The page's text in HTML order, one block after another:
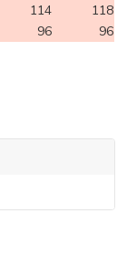
114
118
96 96